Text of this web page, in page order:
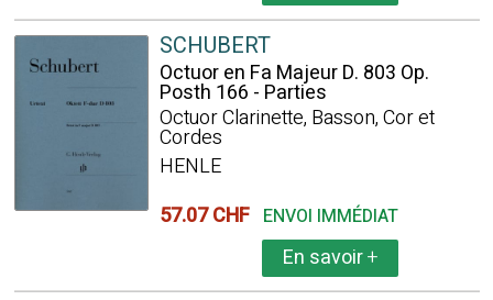
SCHUBERT
Octuor en Fa Majeur D. 803 Op.
Posth 166 - Parties
Octuor Clarinette, Basson, Cor et
Cordes
HENLE
57.07 CHF ENVOI IMMÉDIAT
En savoir+